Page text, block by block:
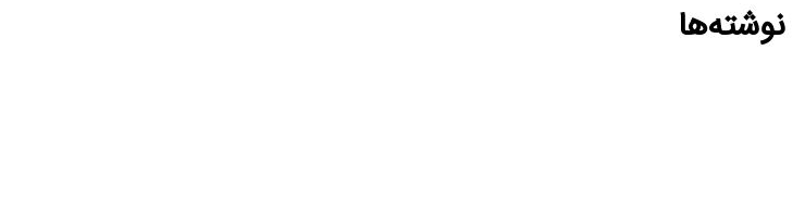
نوشته‌ها